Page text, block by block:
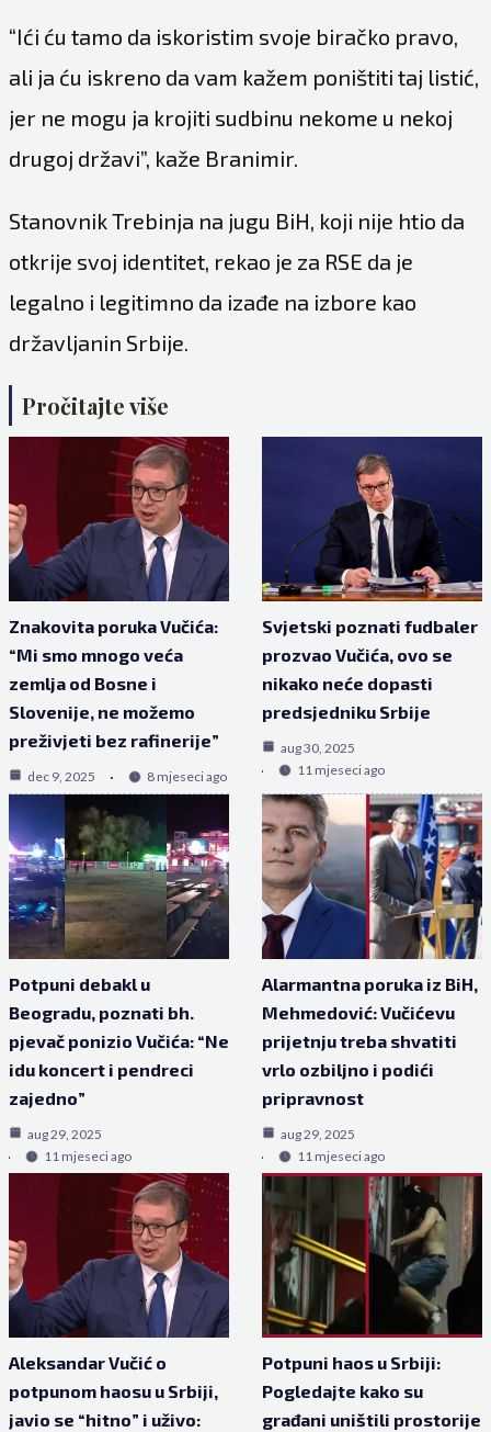
“Ići ću tamo da iskoristim svoje biračko pravo,
ali ja ću iskreno da vam kažem poništiti taj listić,
jer ne mogu ja krojiti sudbinu nekome u nekoj
drugoj državi”, kaže Branimir.
Stanovnik Trebinja na jugu BiH, koji nije htio da
otkrije svoj identitet, rekao je za RSE da je
legalno i legitimno da izađe na izbore kao
državljanin Srbije.
Pročitajte više
Znakovita poruka Vučića:
“Mi smo mnogo veća
zemlja od Bosne i
Slovenije, ne možemo
preživjeti bez rafinerije”
dec 9, 2025 8 mjeseci ago
Svjetski poznati fudbaler
prozvao Vučića, ovo se
nikako neće dopasti
predsjedniku Srbije
aug 30, 2025
11 mjeseci ago
Potpuni debakl u
Beogradu, poznati bh.
pjevač ponizio Vučića: “Ne
idu koncert i pendreci
zajedno”
aug 29, 2025
11 mjeseci ago
Alarmantna poruka iz BiH,
Mehmedović: Vučićevu
prijetnju treba shvatiti
vrlo ozbiljno i podići
pripravnost
aug 29, 2025
11 mjeseci ago
Aleksandar Vučić o
potpunom haosu u Srbiji,
javio se “hitno” i uživo:
Potpuni haos u Srbiji:
Pogledajte kako su
građani uništili prostorije